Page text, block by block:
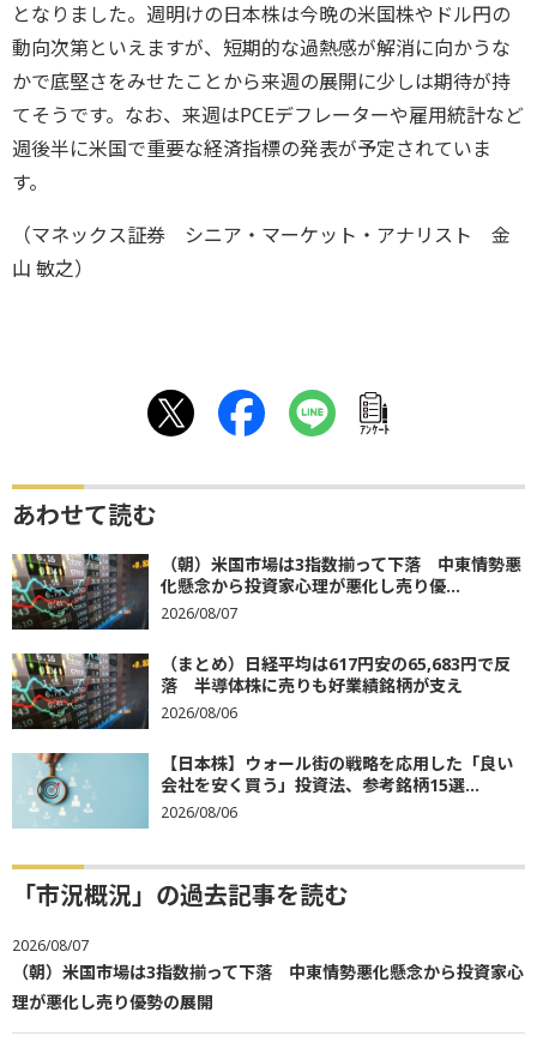
となりました。週明けの日本株は今晩の米国株やドル円の
動向次第といえますが、短期的な過熱感が解消に向かうな
かで底堅さをみせたことから来週の展開に少しは期待が持
てそうです。なお、来週はPCEデフレーターや雇用統計など
週後半に米国で重要な経済指標の発表が予定されていま
す。
（マネックス証券 シニア・マーケット・アナリスト 金
山 敏之）
ｱﾝｹｰﾄ
あわせて読む
（朝）米国市場は3指数揃って下落 中東情勢悪
化懸念から投資家心理が悪化し売り優...
2026/08/07
（まとめ）日経平均は617円安の65,683円で反
落 半導体株に売りも好業績銘柄が支え
2026/08/06
【日本株】ウォール街の戦略を応用した「良い
会社を安く買う」投資法、参考銘柄15選...
2026/08/06
「市況概況」の過去記事を読む
2026/08/07
（朝）米国市場は3指数揃って下落 中東情勢悪化懸念から投資家心
理が悪化し売り優勢の展開